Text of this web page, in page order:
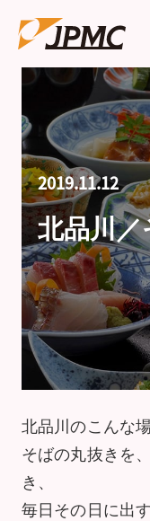
2019.11.12
北品川
北品川のこんな
そばの丸抜きを
き、
毎日その日に出